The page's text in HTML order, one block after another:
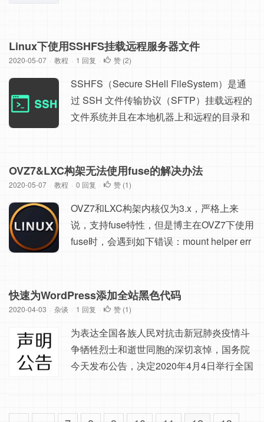
采用密码连接到机器，然后把相应的密钥注
入机器，后续直接使用密钥验证，提高了整
今年年初开...
Linux下使用SSHFS挂载远程服务器文件
2020-05-07 · 教程 · 1 回复 · 赞 (2)
SSHFS（Secure SHell FileSystem）是通
过 SSH 文件传输协议（SFTP）挂载远程的
文件系统并且在本地机器上和远程的目录和
数据， SSHFS 内置在 FUSE（用户空间的
文件系统）内核模块，允许任何非特权用户
文件系统。 安装： yu...
OVZ7&LXC构架无法使用fuse的解决办法
2020-05-07 · 教程 · 0 回复 · 赞 (1)
OVZ7和LXC构架内核仅为3.x，严格上来
说，支持fuse特性，但是博主在OVZ7下使用
fuse时，会遇到如下错误：mount helper err
办法。 通过查询相关文档，综合下大家的回
答，无非就这几类： openVZ 不支持 fuse，
u...
快速为WordPress添加全站黑色代码
2020-04-03 · 杂谈 · 1 回复 · 赞 (1)
为表达全国各族人民对抗击新冠肺炎疫情斗
争牺牲烈士和逝世同胞的深切哀悼，国务院
今天发布公告，决定2020年4月4日举行全国
日10时起，全国人民默哀3分钟，汽车、火